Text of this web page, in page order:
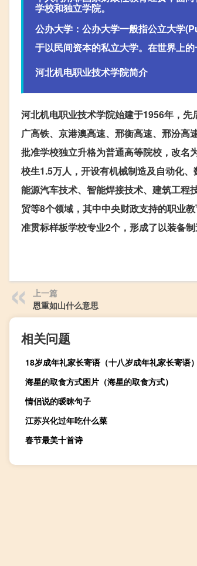
学校和独立学院。
公办大学： 公办大学一般指公立大学
于以民间资本的私立大学。在世界上
河北机电职业技术学院简介
河北机电职业技术学院始建于1956年，
广高铁、京港澳高速、邢衡高速、邢汾高
批准学校独立升格为普通高等院校，改名
校生1.5万人，开设有机械制造及自动化
能源汽车技术、智能焊接技术、建筑工程
贸等8个领域，其中中央财政支持的职业
准贯标样板学校专业2个，形成了以装备
上一篇
恩重如山什么意思
相关问题
18岁成年礼家长寄语（十八岁成年礼家长寄语）
海星的取食方式图片（海星的取食方式）
情侣说的暧昧句子
江苏兴化过年吃什么菜
春节最美十首诗